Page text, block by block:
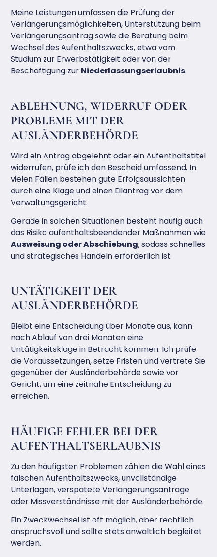
Meine Leistungen umfassen die Prüfung der
Verlängerungsmöglichkeiten, Unterstützung beim
Verlängerungsantrag sowie die Beratung beim
Wechsel des Aufenthaltszwecks, etwa vom
Studium zur Erwerbstätigkeit oder von der
Beschäftigung zur Niederlassungserlaubnis.
ABLEHNUNG, WIDERRUF ODER
PROBLEME MIT DER
AUSLÄNDERBEHÖRDE
Wird ein Antrag abgelehnt oder ein Aufenthaltstitel
widerrufen, prüfe ich den Bescheid umfassend. In
vielen Fällen bestehen gute Erfolgsaussichten
durch eine Klage und einen Eilantrag vor dem
Verwaltungsgericht.
Gerade in solchen Situationen besteht häufig auch
das Risiko aufenthaltsbeendender Maßnahmen wie
Ausweisung oder Abschiebung, sodass schnelles
und strategisches Handeln erforderlich ist.
UNTÄTIGKEIT DER
AUSLÄNDERBEHÖRDE
Bleibt eine Entscheidung über Monate aus, kann
nach Ablauf von drei Monaten eine
Untätigkeitsklage in Betracht kommen. Ich prüfe
die Voraussetzungen, setze Fristen und vertrete Sie
gegenüber der Ausländerbehörde sowie vor
Gericht, um eine zeitnahe Entscheidung zu
erreichen.
HÄUFIGE FEHLER BEI DER
AUFENTHALTSERLAUBNIS
Zu den häufigsten Problemen zählen die Wahl eines
falschen Aufenthaltszwecks, unvollständige
Unterlagen, verspätete Verlängerungsanträge
oder Missverständnisse mit der Ausländerbehörde.
Ein Zweckwechsel ist oft möglich, aber rechtlich
anspruchsvoll und sollte stets anwaltlich begleitet
werden.